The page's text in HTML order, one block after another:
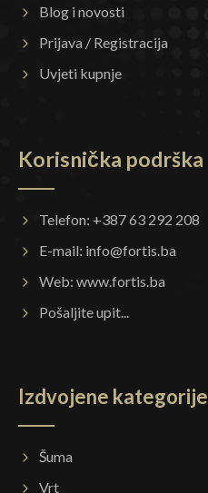
Blog i novosti
Prijava / Registracija
Uvjeti kupnje
Korisnička podrška
Telefon: +387 63 292 208
E-mail: info@fortis.ba
Web: www.fortis.ba
Pošaljite upit...
Izdvojene kategorije
Šuma
Vrt